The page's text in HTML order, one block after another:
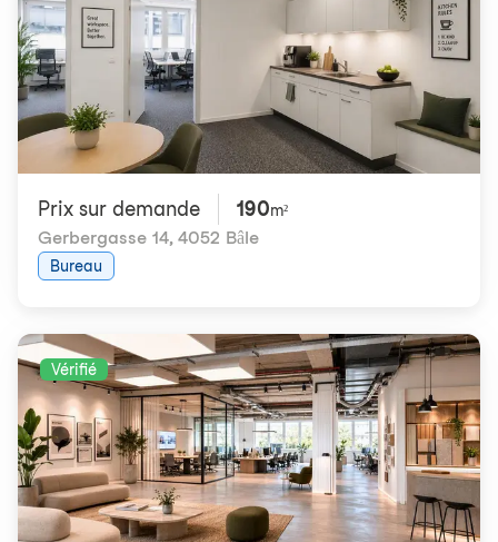
Prix ​​sur demande 190m²
Gerbergasse 14, 4052 Bâle
Bureau
Vérifié